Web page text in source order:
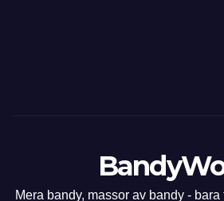
Mera bandy, massor av bandy -